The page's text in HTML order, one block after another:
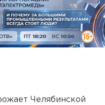
Челябинской